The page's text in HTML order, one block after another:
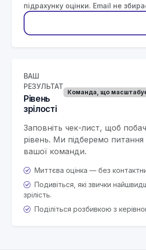
підрахунку оцінки. Email не
ВАШ
РЕЗУЛЬТАТ
Рівень
зрілості
Команда, що
Заповніть чек-лист, щоб
рівень. Ми підберемо питання
вашої команди.
Миттєва оцінка — без
Подивіться, які звички
зрілість.
Поділіться розбивкою з